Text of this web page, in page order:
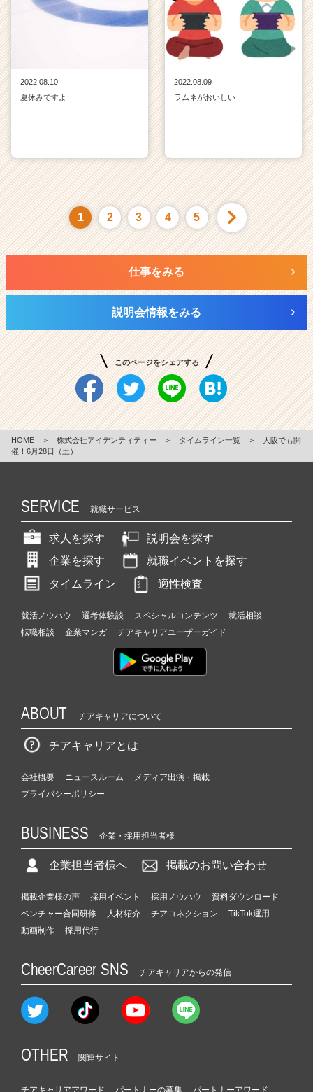
2022.08.10
夏休みですよ
2022.08.09
ラムネがおいしい
1 2 3 4 5
仕事をみる
説明会情報をみる
このページをシェアする
HOME ＞ 株式会社アイデンティティー ＞ タイムライン一覧 ＞
大阪でも開
催！6月28日（土）
SERVICE 就職サービス
求人を探す
説明会を探す
企業を探す
就職イベントを探す
タイムライン
適性検査
就活ノウハウ 選考体験談 スペシャルコンテンツ
就活相談
転職相談
企業マンガ チアキャリアユーザーガイド
ABOUT チアキャリアについて
チアキャリアとは
会社概要 ニュースルーム
メディア出演・掲載
プライバシーポリシー
BUSINESS 企業・採用担当者様
企業担当者様へ 掲載のお問い合わせ
掲載企業様の声 採用イベント 採用ノウハウ
資料ダウンロード
ベンチャー合同研修
人材紹介 チアコネクション
TikTok運用
動画制作
採用代行
CheerCareer SNS チアキャリアからの発信
OTHER 関連サイト
チアキャリアアワード パートナーの募集 パートナーアワード